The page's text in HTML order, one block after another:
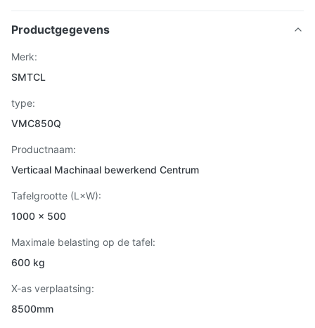
Productgegevens
Merk:
SMTCL
type:
VMC850Q
Productnaam:
Verticaal Machinaal bewerkend Centrum
Tafelgrootte (L×W):
1000 × 500
Maximale belasting op de tafel:
600 kg
X-as verplaatsing:
8500mm